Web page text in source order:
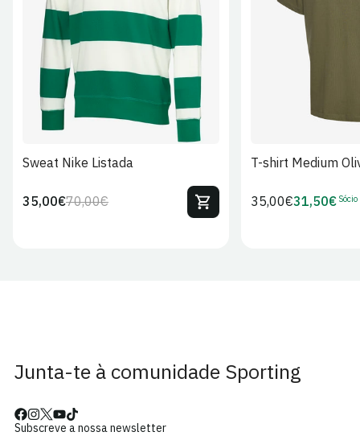
S XL 2XL
Sweat Nike Listada
Preço
70,00€Preço
35,00€
T-shirt Medium
Preço
35,00€Preço
31,50€ Sócio
Junta-te à comunidade Sporting
Subscreve a nossa newsletter